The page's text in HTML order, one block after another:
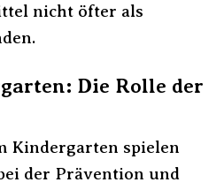
nicht öfter als
Die Rolle der
Kindergarten spielen
der Prävention und